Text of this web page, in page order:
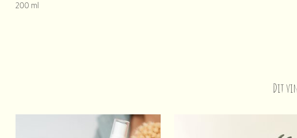
200 ml
Dit
Items van productcarrousel